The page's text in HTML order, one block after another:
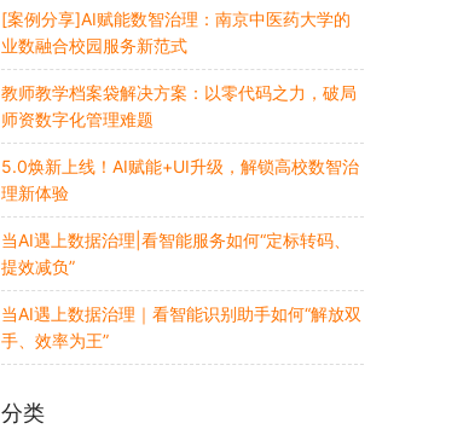
[案例分享]AI赋能数智治理：南京中医药大学的
业数融合校园服务新范式
教师教学档案袋解决方案：以零代码之力，破局
师资数字化管理难题
5.0焕新上线！AI赋能+UI升级，解锁高校数智治
理新体验
当AI遇上数据治理|看智能服务如何“定标转码、
提效减负”
当AI遇上数据治理｜看智能识别助手如何“解放双
手、效率为王”
分类